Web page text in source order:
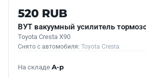
Б/У В НАЛИЧИИ
520 RUB
ВУТ вакуумный усилитель
Toyota Cresta X90
Снято с автомобиля: Toyota Cresta
На складе А-р